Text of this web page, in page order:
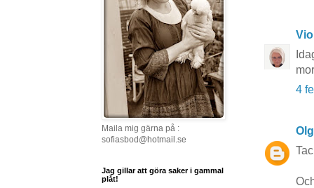
4
Maila mig gärna på :
sofiasbod@hotmail.se
Jag gillar att göra saker i gammal
plåt!